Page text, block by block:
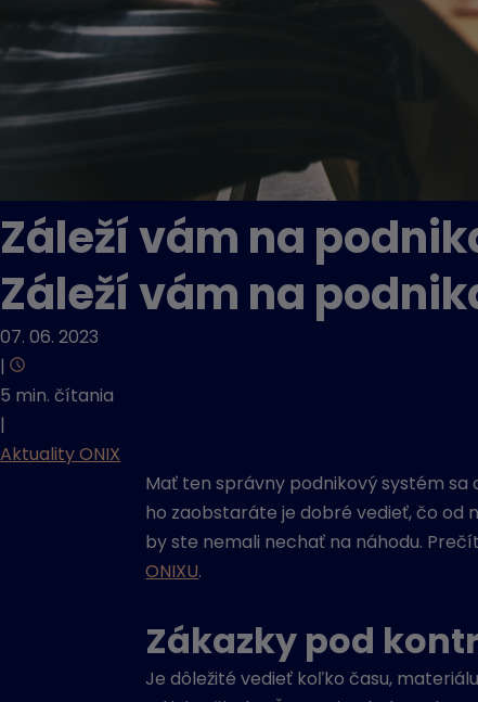
Záleží vám na
Záleží vám na
07. 06. 2023
|
5 min. čítania
|
Aktuality ONIX
Mať ten správny podnikový systém sa
ho zaobstaráte je dobré vedieť, čo od
by ste nemali nechať na náhodu.
ONIXU.
Zákazky pod
Je dôležité vedieť koľko času,